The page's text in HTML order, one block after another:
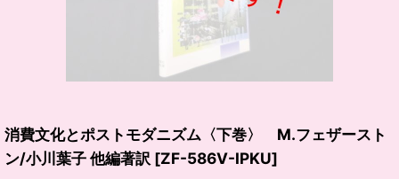
消費文化とポストモダニズム〈下巻〉 M.フェザースト
ン/小川葉子 他編著訳 [ZF-586V-IPKU]